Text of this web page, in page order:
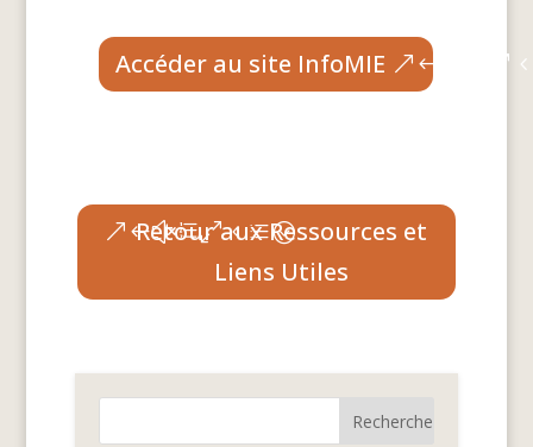
Accéder au site InfoMIE
Retour aux Ressources et
Liens Utiles